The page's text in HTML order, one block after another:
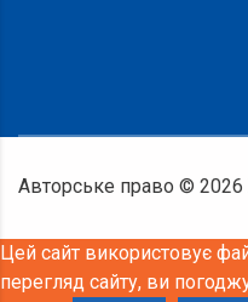
Авторське право © 2026
Цей сайт використовує
перегляд сайту, ви